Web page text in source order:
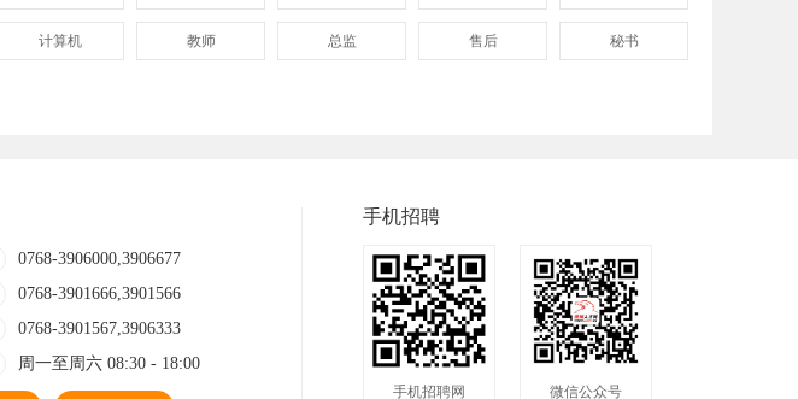
计算机 教师 总监 售后 秘书
叉车工 修理工 学徒工 车位工
抛光工 空调工
铣工 工人
0768-3906000,3906677
0768-3901666,3901566
0768-3901567,3906333
周一至周六 08:30 - 18:00
手机招聘
手机招聘网 微信公众号